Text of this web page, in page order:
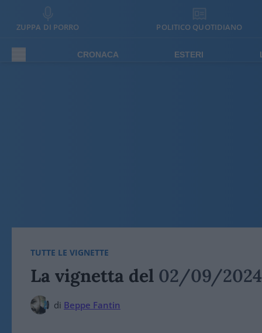
ZUPPA DI PORRO POLITICO QUOTIDIANO
CRONACA ESTERI
TUTTE LE VIGNETTE
La vignetta del 02/09/2024
di Beppe Fantin